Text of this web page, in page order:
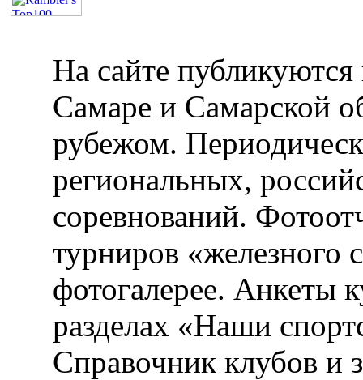
На сайте публикуются
Самаре и Самарской
рубежом.
региональных,
соревнований.
турниров «железного
фотогалерее. Анкеты
разделах «Наши
Справочник клубов и